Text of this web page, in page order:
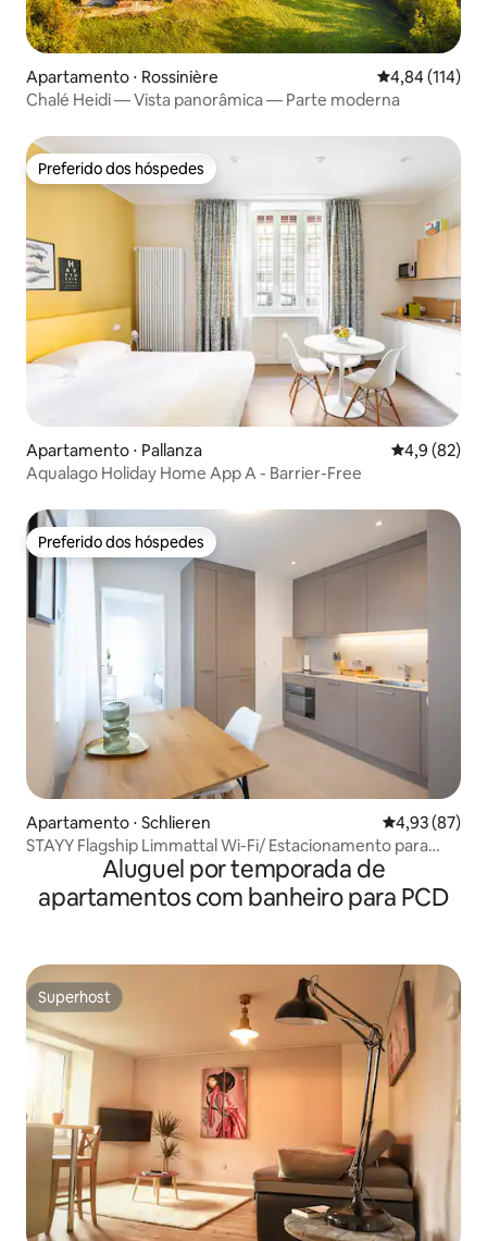
Apartamento ⋅ Rossinière 4,84 de uma
4,84 (114)
Chalé Heidi — Vista panorâmica — Parte moderna
Preferido dos hóspedes
Preferido dos hóspedes
Apartamento ⋅ Pallanza 4,9 de uma
4,9 (82)
Aqualago Holiday Home App A - Barrier-Free
Preferido dos hóspedes
Preferido dos hóspedes
Apartamento ⋅ Schlieren 4,93 de uma
4,93 (87)
STAYY Flagship Limmattal Wi-Fi/ Estacionamento para
veículos elétricos/ Cozinha
Aluguel por temporada de
apartamentos com banheiro para PCD
Superhost
Superhost